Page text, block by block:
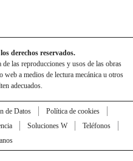
derechos reservados.
las reproducciones y usos de las obras
web a medios de lectura mecánica u otros
adecuados.
de Datos
Política de cookies
Soluciones W
Teléfonos